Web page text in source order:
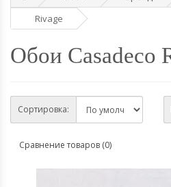
Rivage
Обои Casadeco
Сортировка:
Сравнение товаров (0)